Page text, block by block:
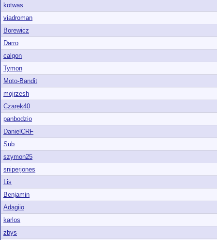
kotwas
viadroman
Borewicz
Darro
calgon
Tymon
Moto-Bandit
mojrzesh
Czarek40
panbodzio
DanielCRF
Sub
szymon25
sniperjones
Lis
Benjamin
Adagiio
karlos
zbys